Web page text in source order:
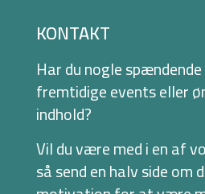
KONTAKT
Har du nogle
fremtidige events eller
indhold?
Vil du være med i en af
så send en halv side om